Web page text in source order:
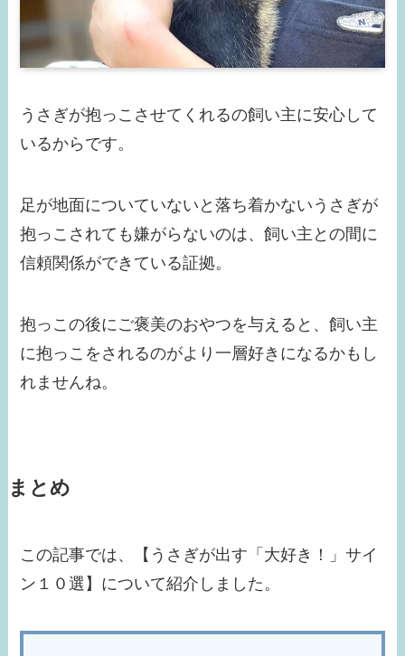
うさぎが抱っこさせてくれるの飼い主に安心して
いるからです。
足が地面についていないと落ち着かないうさぎが
抱っこされても嫌がらないのは、飼い主との間に
信頼関係ができている証拠。
抱っこの後にご褒美のおやつを与えると、飼い主
に抱っこをされるのがより一層好きになるかもし
れませんね。
まとめ
この記事では、【うさぎが出す「大好き！」サイ
ン１０選】について紹介しました。